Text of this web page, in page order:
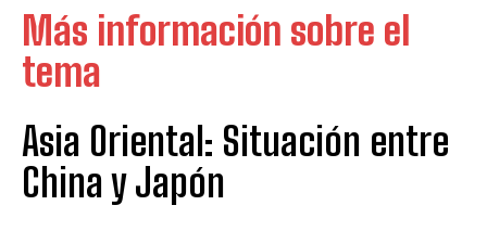
Más información sobre el
tema
Asia Oriental: Situación entre
China y Japón